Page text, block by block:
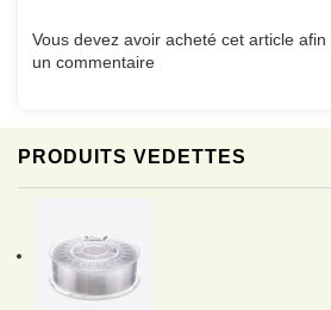
PRODUITS VEDETTES
Vous devez avoir acheté cet article
un commentaire